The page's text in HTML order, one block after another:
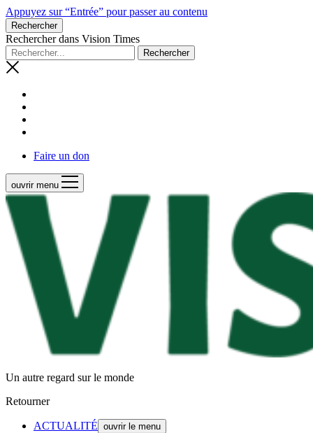
Appuyez sur “Entrée” pour passer au contenu
Rechercher
Rechercher dans Vision Times
Faire un don
ouvrir menu
Un autre regard sur le monde
Retourner
ACTUALITÉ ouvrir le menu